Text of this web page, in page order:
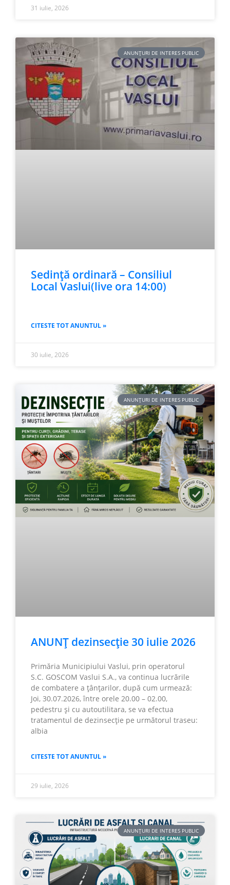
31 iulie, 2026
ANUNȚURI DE INTERES PUBLIC
Sedință ordinară – Consiliul
Local Vaslui(live ora 14:00)
CITESTE TOT ANUNTUL »
30 iulie, 2026
ANUNȚURI DE INTERES PUBLIC
ANUNȚ dezinsecție 30 iulie 2026
Primăria Municipiului Vaslui, prin operatorul
S.C. GOSCOM Vaslui S.A., va continua lucrările
de combatere a țânțarilor, după cum urmează:
Joi, 30.07.2026, între orele 20.00 – 02.00,
pedestru și cu autoutilitara, se va efectua
tratamentul de dezinsecție pe următorul traseu:
albia
CITESTE TOT ANUNTUL »
29 iulie, 2026
ANUNȚURI DE INTERES PUBLIC